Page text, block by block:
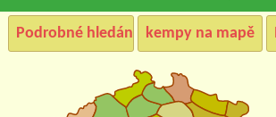
Podrobné hledání kempy na mapě